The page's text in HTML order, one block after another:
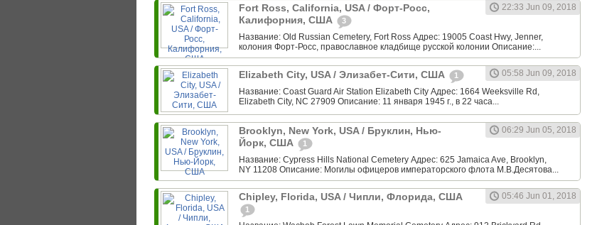
Fort Ross, California, USA / Форт-Росс,
Калифорния, США
3
22:33 Jun 09, 2018
Название: Old Russian Cemetery, Fort Ross Адрес: 19005 Coast Hwy, Jenner,
колония Форт-Росс, православное кладбище русской колонии Описание:...
Elizabeth City, USA / Элизабет-Сити, США 1
05:58 Jun 09, 2018
Название: Coast Guard Air Station Elizabeth City Адрес: 1664 Weeksville Rd,
Elizabeth City, NC 27909 Описание: 11 января 1945 г., в 22 часа...
Brooklyn, New York, USA / Бруклин, Нью-
Йорк, США
1
06:29 Jun 05, 2018
Название: Cypress Hills National Cemetery Адрес: 625 Jamaica Ave, Brooklyn,
NY 11208 Описание: Могилы офицеров императорского флота М.В.Десятова...
Chipley, Florida, USA / Чипли, Флорида, США
1
05:46 Jun 01, 2018